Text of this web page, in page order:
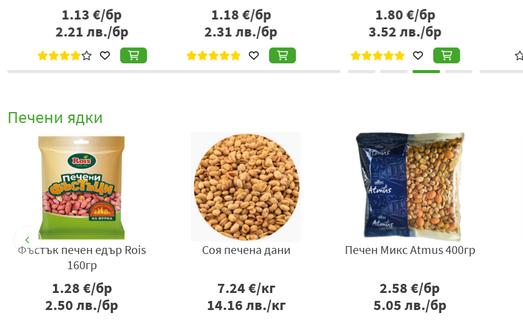
1.18€/бр
2.31лв./бр
1.80€/бр
3.52лв./бр
0.86€/бр
1.68лв./бр
Печени ядки
Печено индийско кашу
Детелина 80гр
2.26€/бр
4.42лв./бр
Протеинов микс със
1.33€/бр
2.60лв./бр
Кашу Atmus 350гр
7.39€/бр
14.45лв./бр